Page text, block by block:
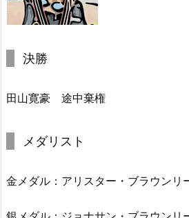
決勝
田山寛豪 途中棄権
メダリスト
金メダル：アリスター・ブラウンリ